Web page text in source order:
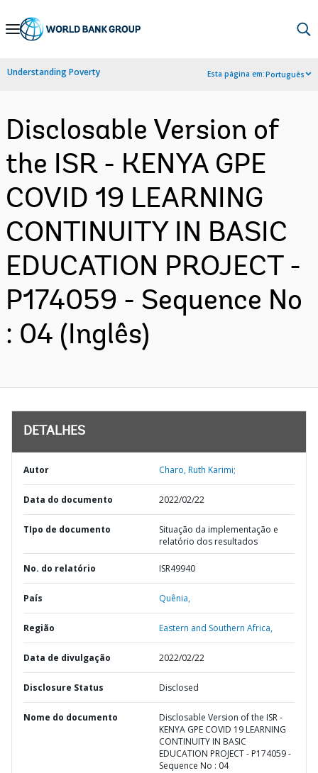
Skip
Navigation
Understanding Poverty Esta página em:Português
Disclosable Version of
the ISR - KENYA GPE
COVID 19 LEARNING
CONTINUITY IN BASIC
EDUCATION PROJECT -
P174059 - Sequence No
: 04 (Inglês)
DETALHES
Autor Charo, Ruth Karimi;
Data do documento 2022/02/22
TIpo de documento
Situação da implementação e
relatório dos resultados
No. do relatório ISR49940
País Quênia,
Região Eastern and Southern Africa,
Data de divulgação 2022/02/22
Disclosure Status Disclosed
Nome do documento
Disclosable Version of the ISR -
KENYA GPE COVID 19 LEARNING
CONTINUITY IN BASIC
EDUCATION PROJECT - P174059 -
Sequence No : 04